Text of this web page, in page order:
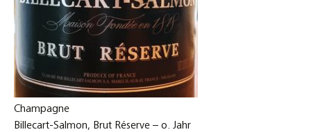
Champagne
Billecart-Salmon, Brut Réserve – o. Jahr